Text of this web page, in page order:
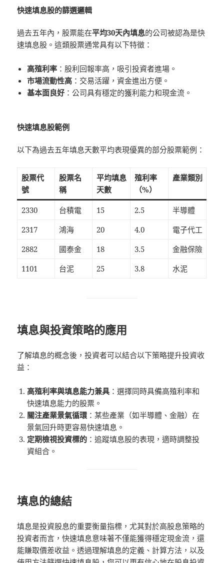
快速填息股的篩選邏輯
過去五年內，股票能在平均30天內填息的公司被認為是快
速填息股。這類股票通常具有以下特徵：
高殖利率 ：股利回報率高，吸引投資者進場。
市場流動性高 ：交易活躍，資金進出方便。
基本面良好 ：公司具有穩定的獲利能力和現金流。
快速填息股範例
以下為過去五年填息天數平均表現優異的部分股票範例：
股票代
號
股票名
稱
平均填息
天數
殖利率
（%）
產業類別
2330 台積電 15 2.5
半導體
2317
鴻海 20 4.0
電子代工
2882
國泰金 18 3.5
金融保險
1101
台泥 25 3.8 水泥
填息與投資策略的應用
了解填息的概念後，投資者可以結合以下策略提升投資收
益：
高殖利率與填息能力兼具 ：選擇同時具備高殖利率和
快速填息能力的股票。
關注產業景氣循環 ：某些產業（如半導體、金融）在
景氣回升時更容易快速填息。
定期檢視投資標的 ：追蹤填息股的表現，適時調整投
資組合。
填息的總結
填息是投資股息的重要衡量指標，尤其對於高股息策略的
投資者而言，快速填息意味著不僅能獲得穩定現金流，還
能賺取價差收益。透過理解填息的定義、計算方法，以及